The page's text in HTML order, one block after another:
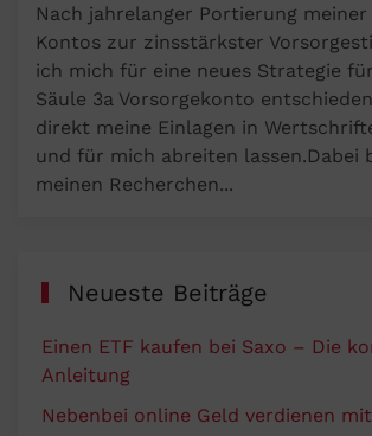
VIAC
dein
digitales
3a
Vorsorgekonto
Nach jahrelanger Portierung meiner
Kontos zur zinsstärkster
ich mich für eine neues Strategie
Säule 3a Vorsorgekonto
direkt meine Einlagen in
und für mich abreiten lassen.Dabei
meinen Recherchen...
Neueste Beiträge
Einen ETF kaufen bei Saxo – Die
Anleitung
Nebenbei online Geld verdienen